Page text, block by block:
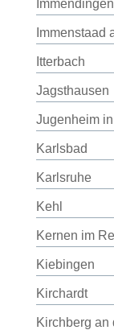
Immendingen
Immenstaad
Itterbach
Jagsthausen
Jugenheim
Karlsbad
Karlsruhe
Kehl
Kernen im
Kiebingen
Kirchardt
Kirchberg an